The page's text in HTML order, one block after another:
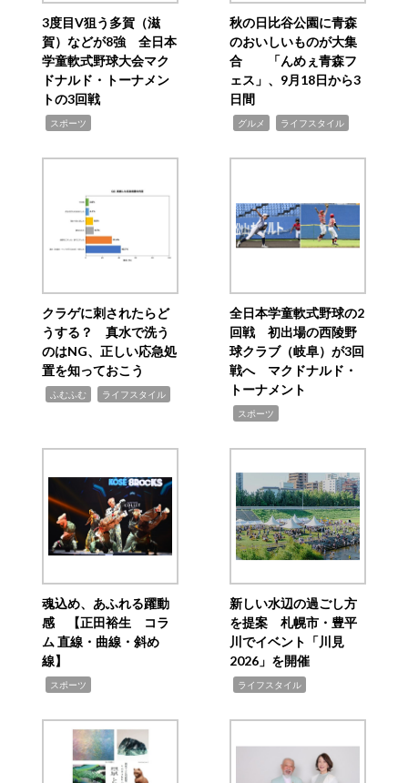
3度目V狙う多賀（滋
賀）などが8強 全日本
学童軟式野球大会マク
ドナルド・トーナメン
トの3回戦
スポーツ
秋の日比谷公園に青森
のおいしいものが大集
合 「んめぇ青森フ
ェス」、9月18日から3
日間
グルメ ライフスタイル
クラゲに刺されたらど
うする？ 真水で洗う
のはNG、正しい応急処
置を知っておこう
ふむふむ ライフスタイル
全日本学童軟式野球の2
回戦 初出場の西陵野
球クラブ（岐阜）が3回
戦へ マクドナルド・
トーナメント
スポーツ
魂込め、あふれる躍動
感 【正田裕生 コラ
ム 直線・曲線・斜め
線】
スポーツ
新しい水辺の過ごし方
を提案 札幌市・豊平
川でイベント「川見
2026」を開催
ライフスタイル